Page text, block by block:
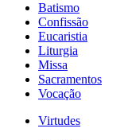
Batismo
Confissão
Eucaristia
Liturgia
Missa
Sacramentos
Vocação
Virtudes